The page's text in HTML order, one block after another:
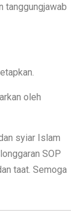
tanggungjawab
oleh
syiar Islam
SOP
taat. Semoga